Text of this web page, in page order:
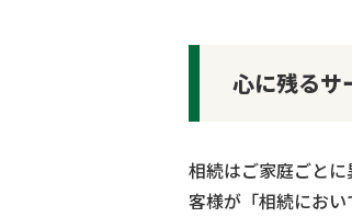
心に残るサ
相続はご家庭ごと
客様が「相続にお